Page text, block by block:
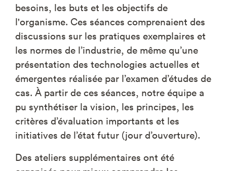
besoins, les buts et les objectifs de
l'organisme. Ces séances comprenaient des
discussions sur les pratiques exemplaires et
les normes de l’industrie, de même qu’une
présentation des technologies actuelles et
émergentes réalisée par l’examen d’études de
cas. À partir de ces séances, notre équipe a
pu synthétiser la vision, les principes, les
critères d’évaluation importants et les
initiatives de l’état futur (jour d’ouverture).
Des ateliers supplémentaires ont été